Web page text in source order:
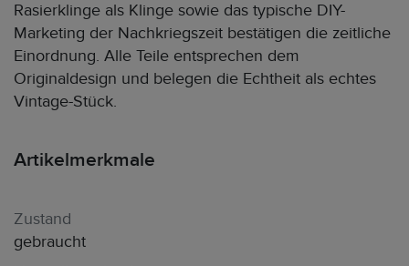
Rasierklinge als Klinge sowie das typische DIY-
Marketing der Nachkriegszeit bestätigen die zeitliche
Einordnung. Alle Teile entsprechen dem
Originaldesign und belegen die Echtheit als echtes
Vintage-Stück.
Artikelmerkmale
Zustand
gebraucht